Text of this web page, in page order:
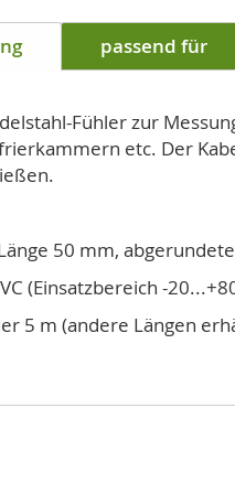
passend für
Fühler zur
etc. Der
50 mm,
(Einsatzbereich -
5 m (andere Längen